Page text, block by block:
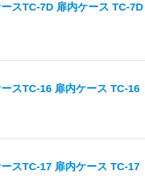
ースTC-7D 扉内ケース TC-7D
ースTC-16 扉内ケース TC-16
ースTC-17 扉内ケース TC-17